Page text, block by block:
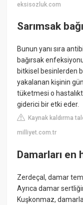
eksisozluk.com
Sarımsak
Bunun yanı sıra
bağırsak
bitkisel besinlerden
yakalanan kişinin
tüketmesi o
giderici bir etki eder.
Kaynak kaldırma
milliyet.com.tr
Damarları en
Zerdeçal, damar
Ayrıca damar
Kuşkonmaz,